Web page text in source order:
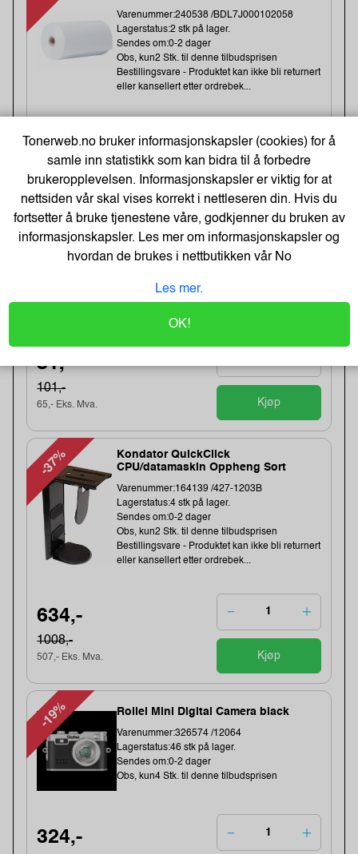
Varenummer:240538 /BDL7J000102058
Lagerstatus:2 stk på lager.
Sendes om:0-2 dager
Obs, kun2 Stk. til denne tilbudsprisen
Bestillingsvare - Produktet kan ikke bli returnert
eller kansellert etter ordrebek...
1 043,-
1283,-
834,- Eks. Mva. Kjøp
-20% Heftestift Tools 13/6 galv (2500)
Varenummer:159457 /11830725
Sendes om:1-3 dager
Obs, kun2 Stk. til denne tilbudsprisen
81,-
101,-
65,- Eks. Mva. Kjøp
-37%
Kondator QuickClick
CPU/datamaskin Oppheng Sort
Varenummer:164139 /427-1203B
Lagerstatus:4 stk på lager.
Sendes om:0-2 dager
Obs, kun2 Stk. til denne tilbudsprisen
Bestillingsvare - Produktet kan ikke bli returnert
eller kansellert etter ordrebek...
634,-
1008,-
507,- Eks. Mva. Kjøp
-19% Rollei Mini Digital Camera black
Varenummer:326574 /12064
Lagerstatus:46 stk på lager.
Sendes om:0-2 dager
Obs, kun4 Stk. til denne tilbudsprisen
324,-
Tonerweb.no bruker informasjonskapsler (cookies) for å
samle inn statistikk som kan bidra til å forbedre
brukeropplevelsen. Informasjonskapsler er viktig for at
nettsiden vår skal vises korrekt i nettleseren din. Hvis du
fortsetter å bruke tjenestene våre, godkjenner du bruken av
informasjonskapsler. Les mer om informasjonskapsler og
hvordan de brukes i nettbutikken vårNo
Les mer.
OK!